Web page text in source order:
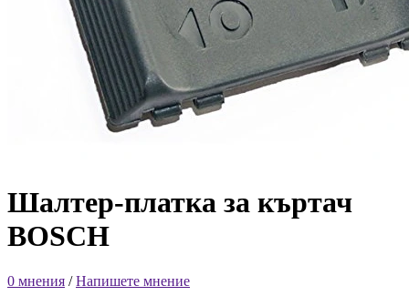
Шалтер-платка за къртач
BOSCH
0 мнения /Напишете мнение